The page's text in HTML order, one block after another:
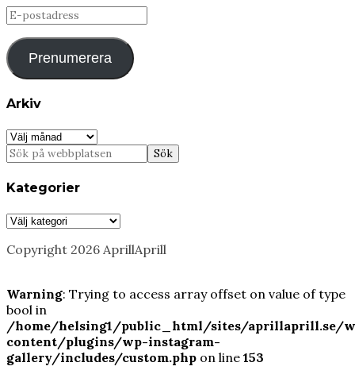
E-
postadress
Prenumerera
Arkiv
Arkiv
Kategorier
Kategorier
Copyright 2026 AprillAprill
Warning: Trying to access array offset on value of type
bool in
/home/helsing1/public_html/sites/aprillaprill.se/
content/plugins/wp-instagram-
gallery/includes/custom.php on line 153